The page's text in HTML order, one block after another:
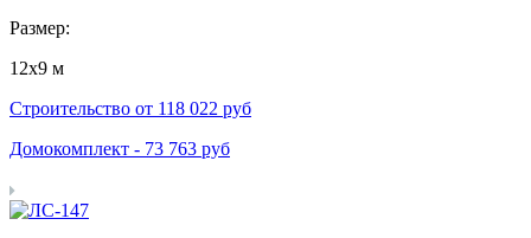
Размер:
12х9 м
Строительство от 118 022 руб
Домокомплект - 73 763 руб